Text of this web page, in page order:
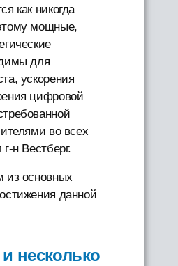
как никогда
мощные,
для
ускорения
цифровой
во всех
н Вестберг.
из основных
данной
несколько